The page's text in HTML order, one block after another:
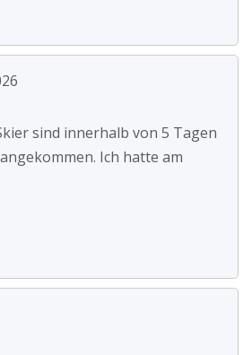
sind innerhalb von 5 Tagen
Ich hatte am